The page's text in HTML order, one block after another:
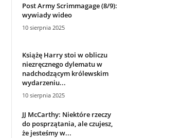
Post Army Scrimmagage (8/9):
wywiady wideo
10 sierpnia 2025
Książę Harry stoi w obliczu
niezręcznego dylematu w
nadchodzącym królewskim
wydarzeniu...
10 sierpnia 2025
JJ McCarthy: Niektóre rzeczy
do posprzątania, ale czujesz,
że jesteśmy w...